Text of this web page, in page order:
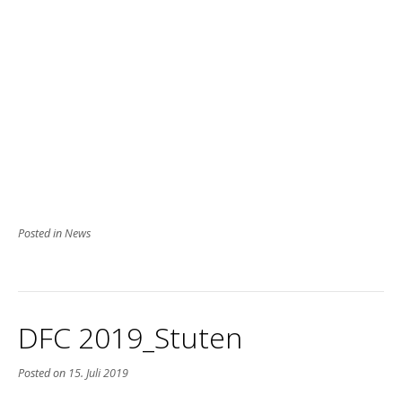
Posted inNews
DFC 2019_Stuten
Posted on 15. Juli 2019